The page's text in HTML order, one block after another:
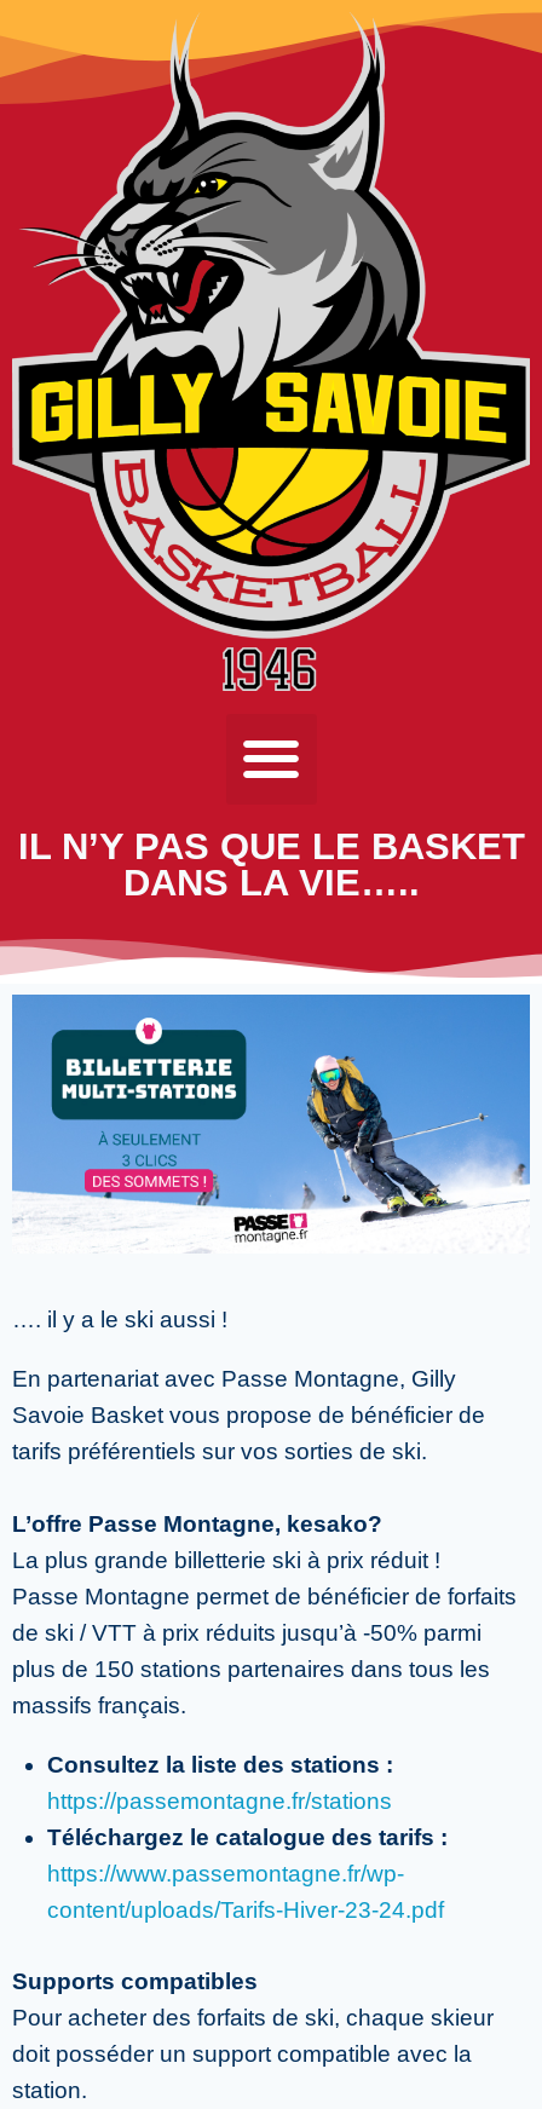
IL N’Y PAS QUE LE BASKET
DANS LA VIE…..
…. il y a le ski aussi !
En partenariat avec Passe Montagne, Gilly
Savoie Basket vous propose de bénéficier de
tarifs préférentiels sur vos sorties de ski.
L’offre Passe Montagne, kesako?
La plus grande billetterie ski à prix réduit !
Passe Montagne permet de bénéficier de forfaits
de ski / VTT à prix réduits jusqu’à -50% parmi
plus de 150 stations partenaires dans tous les
massifs français.
Consultez la liste des stations :
https://passemontagne.fr/stations
Téléchargez le catalogue des tarifs :
https://www.passemontagne.fr/wp-
content/uploads/Tarifs-Hiver-23-24.pdf
Supports compatibles
Pour acheter des forfaits de ski, chaque skieur
doit posséder un support compatible avec la
station.